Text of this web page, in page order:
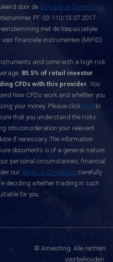
door de Bulgaarse Commissie
РГ-03-110/13.07.2017.
met de toepasselijke
financiële instrumenten (MiFID).
and come with a high risk
85.5% of retail investor
CFDs with this provider. You
how CFDs work and whether you
your money. Please click hereto
that you understand the risks
into consideration your relevant
if necessary. The information
documents is of a general nature
personal circumstances, financial
our Terms & Conditions carefully
deciding whether trading in such
for you.
© Ainvesting. Alle rechten
voorbehouden.